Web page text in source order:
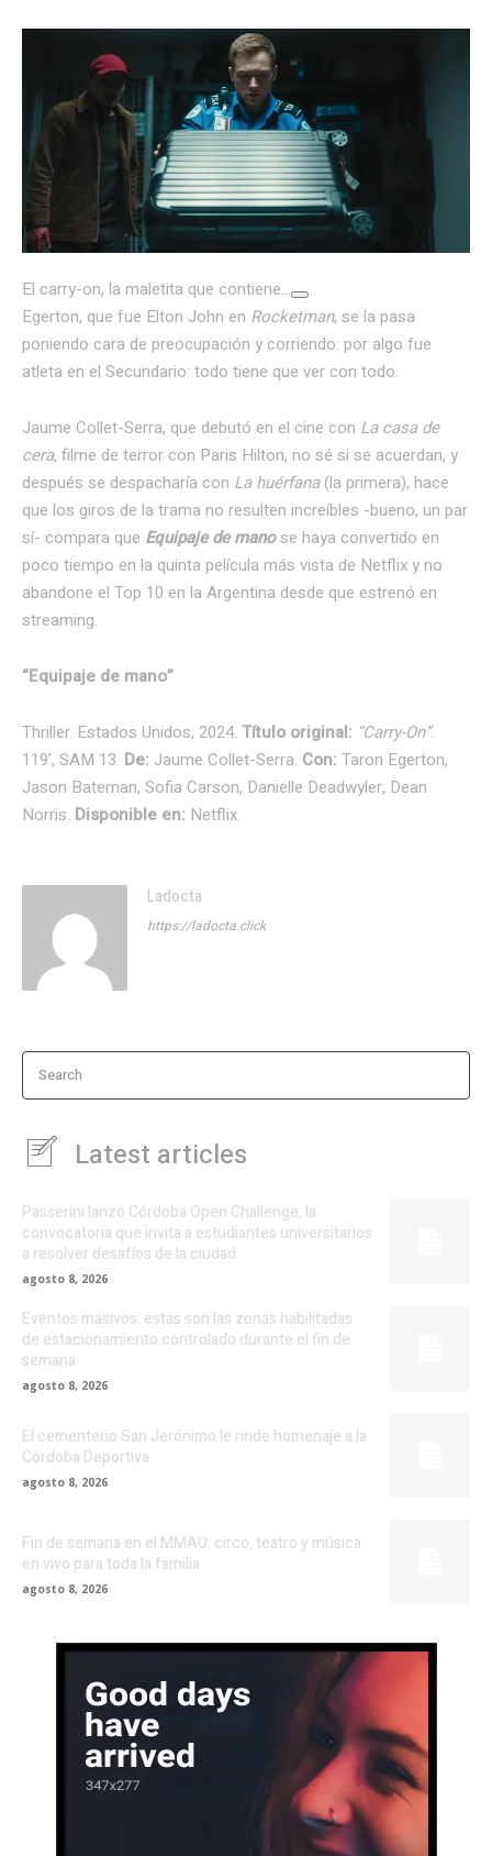
El carry-on, la maletita que contiene…
Egerton, que fue Elton John en Rocketman, se la pasa
poniendo cara de preocupación y corriendo: por algo fue
atleta en el Secundario: todo tiene que ver con todo.
Jaume Collet-Serra, que debutó en el cine con La casa de
cera, filme de terror con Paris Hilton, no sé si se acuerdan, y
después se despacharía con La huérfana(la primera), hace
que los giros de la trama no resulten increíbles -bueno, un par
sí- compara que Equipaje de manose haya convertido en
poco tiempo en la quinta película más vista de Netflix y no
abandone el Top 10 en la Argentina desde que estrenó en
streaming.
“Equipaje de mano”
Thriller. Estados Unidos, 2024. Título original: “Carry-On”.
119’, SAM 13. De: Jaume Collet-Serra. Con: Taron Egerton,
Jason Bateman, Sofia Carson, Danielle Deadwyler, Dean
Norris. Disponible en: Netflix.
Ladocta
https://ladocta.click
Search
Latest articles
Passerini lanzó Córdoba Open Challenge, la
convocatoria que invita a estudiantes universitarios
a resolver desafíos de la ciudad
agosto 8, 2026
Eventos masivos: estas son las zonas habilitadas
de estacionamiento controlado durante el fin de
semana
agosto 8, 2026
El cementerio San Jerónimo le rinde homenaje a la
Córdoba Deportiva
agosto 8, 2026
Fin de semana en el MMAU: circo, teatro y música
en vivo para toda la familia
agosto 8, 2026